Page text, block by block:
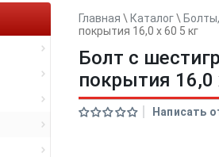
Главная \ Каталог\
покрытия 16,0 x 60 5 кг
Болт с
покрытия 16,0
Написать